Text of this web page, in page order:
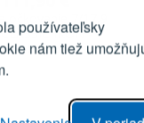
používateľsky
nám tiež
očkovanie 7/17,9
IKON -
(novinka)
E-mail